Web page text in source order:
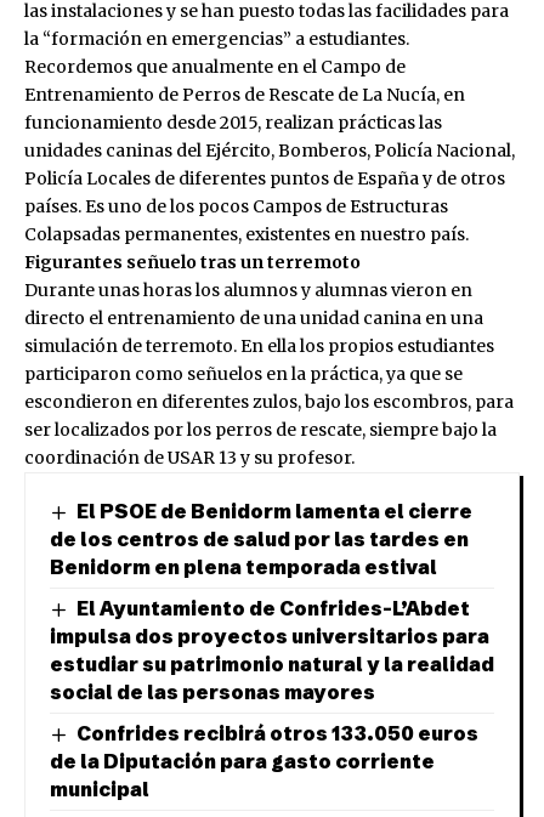
las instalaciones y se han puesto todas las facilidades para
la “formación en emergencias” a estudiantes.
Recordemos que anualmente en el Campo de
Entrenamiento de Perros de Rescate de La Nucía, en
funcionamiento desde 2015, realizan prácticas las
unidades caninas del Ejército, Bomberos, Policía Nacional,
Policía Locales de diferentes puntos de España y de otros
países. Es uno de los pocos Campos de Estructuras
Colapsadas permanentes, existentes en nuestro país.
Figurantes señuelo tras un terremoto
Durante unas horas los alumnos y alumnas vieron en
directo el entrenamiento de una unidad canina en una
simulación de terremoto. En ella los propios estudiantes
participaron como señuelos en la práctica, ya que se
escondieron en diferentes zulos, bajo los escombros, para
ser localizados por los perros de rescate, siempre bajo la
coordinación de USAR 13 y su profesor.
El PSOE de Benidorm lamenta el cierre
de los centros de salud por las tardes en
Benidorm en plena temporada estival
El Ayuntamiento de Confrides-L’Abdet
impulsa dos proyectos universitarios para
estudiar su patrimonio natural y la realidad
social de las personas mayores
Confrides recibirá otros 133.050 euros
de la Diputación para gasto corriente
municipal